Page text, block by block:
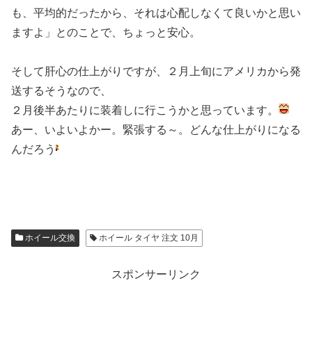
も、平均的だったから、それは心配しなくて良いかと思い
ますよ」とのことで、ちょっと安心。
そして肝心の仕上がりですが、２月上旬にアメリカから発
送するそうなので、
２月後半あたりに装着しに行こうかと思っています。
あー、いよいよかー。緊張する～。どんな仕上がりになる
んだろう
ホイール交換 ホイール タイヤ 注文 10月
スポンサーリンク